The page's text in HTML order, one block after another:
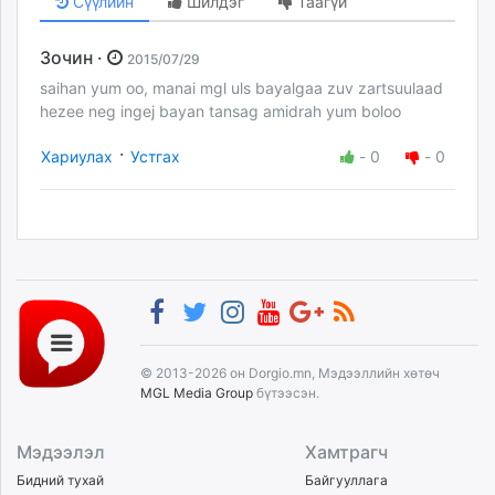
Зочин · 2015/07/29
saihan yum oo, manai mgl uls bayalgaa zuv zartsuulaad
hezee neg ingej bayan tansag amidrah yum boloo
Хариулах · Устгах - 0 - 0
© 2013-2026 он Dorgio.mn, Мэдээллийн хөтөч
MGL Media Group бүтээсэн.
Мэдээлэл
Бидний тухай
Хамтрагч
Байгууллага